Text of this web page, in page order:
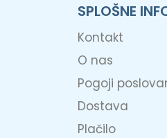
SPLOŠNE
Kontakt
O nas
Pogoji
Dostava
Plačilo